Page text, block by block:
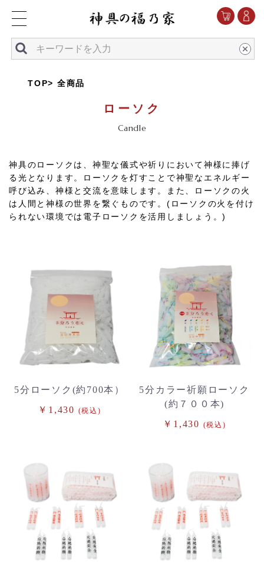
TOP 全商品
ローソク
Candle
神具のローソクは、神聖な儀式や祈りにおいて神様に捧げ
る光となります。ローソクを灯すことで神聖なエネルギー
呼び込み、神様と交流を意味します。また、ローソクの火
は人間と神様の世界を繋ぐものです。(ローソクの火を付け
られない環境では電子ローソクを活用しましょう。)
5分ローソク(約700本）
￥1,430 (税込)
5分カラー祈願ローソク
(約７００本)
￥1,430 (税込)